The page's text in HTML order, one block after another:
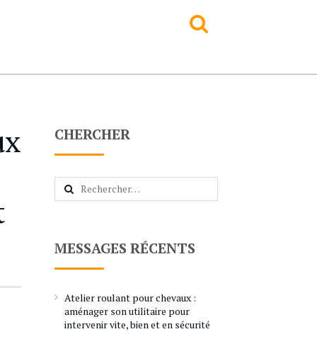
CHERCHER
Rechercher :
MESSAGES RÉCENTS
Atelier roulant pour chevaux :
aménager son utilitaire pour
intervenir vite, bien et en sécurité